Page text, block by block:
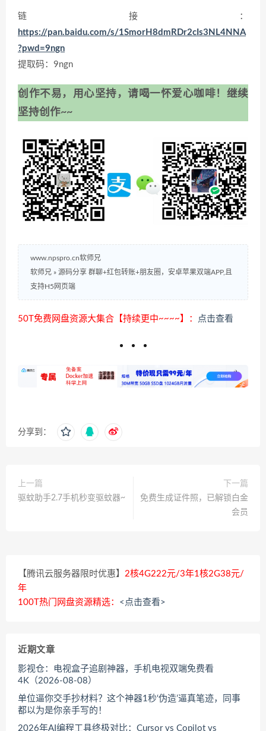
链接：
https://pan.baidu.com/s/1SmorH8dmRDr2cIs3NL4NNA
?pwd=9ngn
提取码：9ngn
创作不易，用心坚持，请喝一怀爱心咖啡！继续
坚持创作~~
www.npspro.cn软师兄
软师兄 » 源码分享 群聊+红包转账+朋友圈，安卓苹果双端APP,且
支持H5网页端
50T免费网盘资源大集合【持续更中~~~~】： 点击查看
分享到：
上一篇
驱蚊助手2.7手机秒变驱蚊器~
下一篇
免费生成证件照，已解锁白金
会员
【腾讯云服务器限时优惠】 2核4G222元/3年1核2G38元/
年
100T热门网盘资源精选： <点击查看>
近期文章
影视仓：电视盒子追剧神器，手机电视双端免费看
4K（2026-08-08）
单位逼你交手抄材料？这个神器1秒‘伪造’逼真笔迹，同事
都以为是你亲手写的！
2026年AI编程工具终极对比：Cursor vs Copilot vs